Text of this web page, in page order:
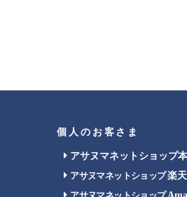
個人のお客さま
アサヌマネットショップ
アサヌマネットショップ楽